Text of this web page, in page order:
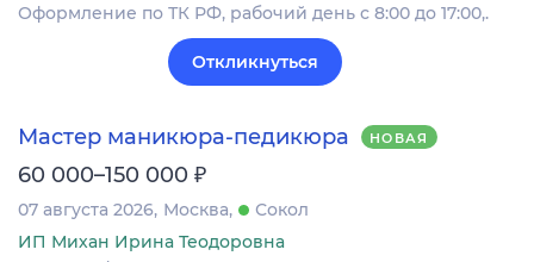
Оформление по ТК РФ, рабочий день с 8:00 до 17:00,.
Откликнуться
Мастер маникюра-педикюра НОВАЯ
60 000–150 000 ₽
07 августа 2026 Москва
Сокол
ИП Михан Ирина Теодоровна